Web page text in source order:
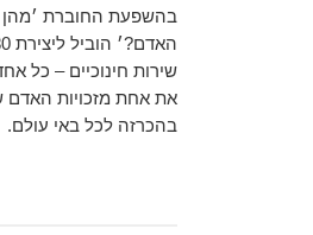
בהשפעת החוברת ׳מהן
האדם?׳
שירות חינוכיים – כל
את אחת מזכויות האדם
בהכרזה לכל באי עולם.